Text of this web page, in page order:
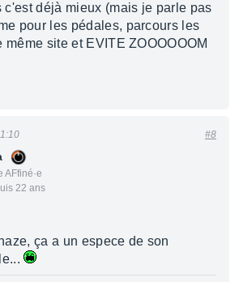
c'est déjà mieux (mais je parle pas
pour les pédales, parcours les
même site et EVITE ZOOOOOOM
AFfiné·e
22 ans
#8
ça a un espece de son